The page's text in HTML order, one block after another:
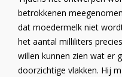
betrokkenen
dat moedermelk niet
het aantal milliliters
willen kunnen zien wat er
doorzichtige vlakken. Hij